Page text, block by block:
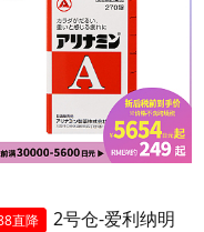
直降
2号仓-爱利纳明